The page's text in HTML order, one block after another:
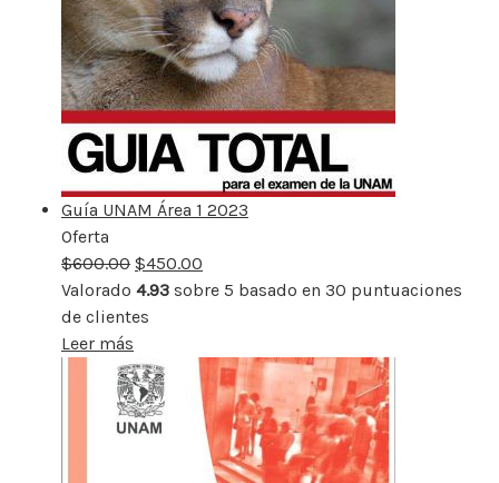
Guía UNAM Área 1 2023
Oferta
rebajado
$600.00 $450.00
Valorado 4.93 sobre 5 basado en 30 puntuaciones
de clientes
Leer más